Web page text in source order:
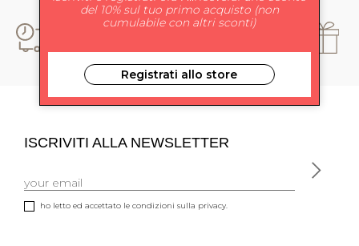
ISCRIVITI ALLA NEWSLETTER
ho letto ed accettato le condizioni sulla privacy.
del 10% sul tuo primo acquisto (non
cumulabile con altri sconti)
Registrati allo store